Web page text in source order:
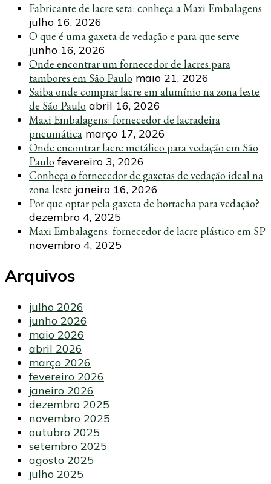
Fabricante de lacre seta: conheça a Maxi Embalagens
julho 16, 2026
O que é uma gaxeta de vedação e para que serve
junho 16, 2026
Onde encontrar um fornecedor de lacres para
tambores em São Paulo maio 21, 2026
Saiba onde comprar lacre em alumínio na zona leste
de São Paulo abril 16, 2026
Maxi Embalagens: fornecedor de lacradeira
pneumática março 17, 2026
Onde encontrar lacre metálico para vedação em São
Paulo fevereiro 3, 2026
Conheça o fornecedor de gaxetas de vedação ideal na
zona leste janeiro 16, 2026
Por que optar pela gaxeta de borracha para vedação?
dezembro 4, 2025
Maxi Embalagens: fornecedor de lacre plástico em SP
novembro 4, 2025
Arquivos
julho 2026
junho 2026
maio 2026
abril 2026
março 2026
fevereiro 2026
janeiro 2026
dezembro 2025
novembro 2025
outubro 2025
setembro 2025
agosto 2025
julho 2025